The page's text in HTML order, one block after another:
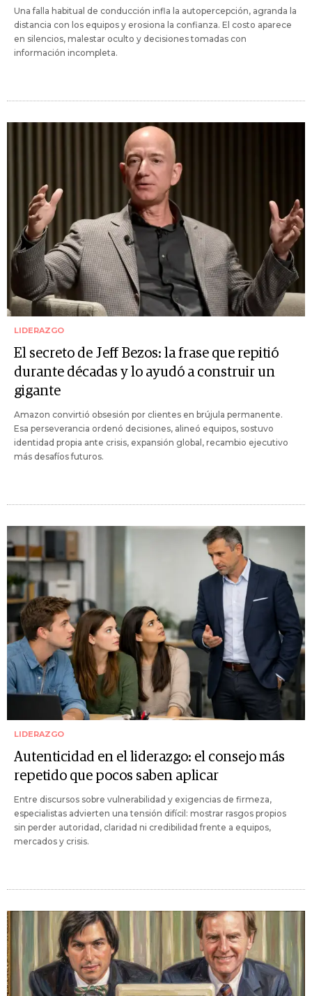
Una falla habitual de conducción infla la autopercepción, agranda la
distancia con los equipos y erosiona la confianza. El costo aparece
en silencios, malestar oculto y decisiones tomadas con
información incompleta.
LIDERAZGO
El secreto de Jeff Bezos: la frase que repitió
durante décadas y lo ayudó a construir un
gigante
Amazon convirtió obsesión por clientes en brújula permanente.
Esa perseverancia ordenó decisiones, alineó equipos, sostuvo
identidad propia ante crisis, expansión global, recambio ejecutivo
más desafíos futuros.
LIDERAZGO
Autenticidad en el liderazgo: el consejo más
repetido que pocos saben aplicar
Entre discursos sobre vulnerabilidad y exigencias de firmeza,
especialistas advierten una tensión difícil: mostrar rasgos propios
sin perder autoridad, claridad ni credibilidad frente a equipos,
mercados y crisis.